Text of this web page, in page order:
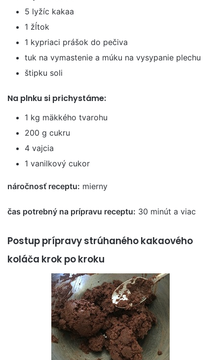
5 lyžíc kakaa
1 žĺtok
1 kypriaci prášok do pečiva
tuk na vymastenie a múku na vysypanie plechu
štipku soli
Na plnku si prichystáme:
1 kg mäkkého tvarohu
200 g cukru
4 vajcia
1 vanilkový cukor
náročnosť receptu: mierny
čas potrebný na prípravu receptu: 30 minút a viac
Postup prípravy strúhaného kakaového
koláča krok po kroku